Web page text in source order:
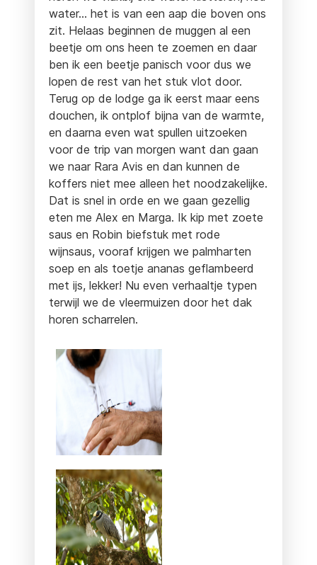
water… het is van een aap die boven ons
zit. Helaas beginnen de muggen al een
beetje om ons heen te zoemen en daar
ben ik een beetje panisch voor dus we
lopen de rest van het stuk vlot door.
Terug op de lodge ga ik eerst maar eens
douchen, ik ontplof bijna van de warmte,
en daarna even wat spullen uitzoeken
voor de trip van morgen want dan gaan
we naar Rara Avis en dan kunnen de
koffers niet mee alleen het noodzakelijke.
Dat is snel in orde en we gaan gezellig
eten me Alex en Marga. Ik kip met zoete
saus en Robin biefstuk met rode
wijnsaus, vooraf krijgen we palmharten
soep en als toetje ananas geflambeerd
met ijs, lekker! Nu even verhaaltje typen
terwijl we de vleermuizen door het dak
horen scharrelen.